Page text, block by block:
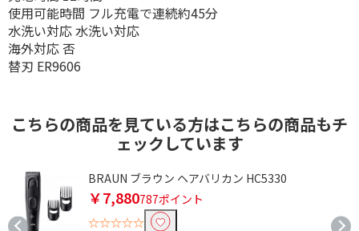
使用可能時間 フル充電で連続約45分
水洗い対応 水洗い対応
海外対応 否
替刃 ER9606
こちらの商品を見ている方はこちらの商品もチ
ェックしています
BRAUN ブラウン ヘアバリカン HC5330
￥7,880787ポイント
☆☆☆☆☆